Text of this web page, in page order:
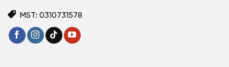
MST: 0310731578